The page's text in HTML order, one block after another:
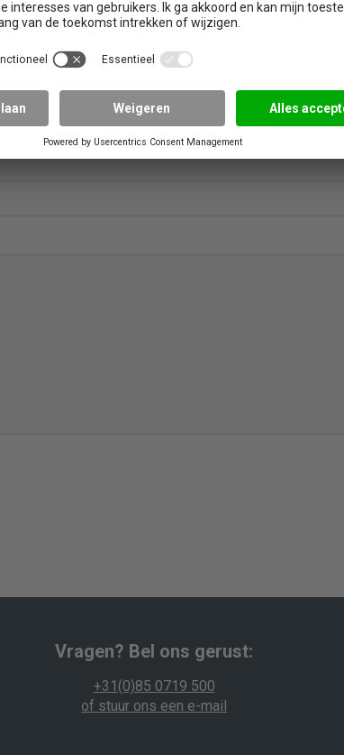
Vragen? Bel ons gerust:
+31(0)85 0719 500
of stuur ons een e-mail